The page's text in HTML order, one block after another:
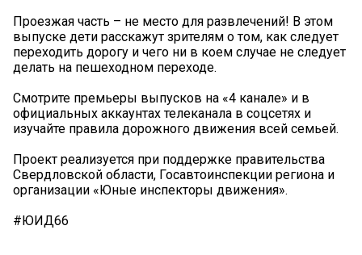
Проезжая часть – не место для развлечений! В этом
выпуске дети расскажут зрителям о том, как следует
переходить дорогу и чего ни в коем случае не следует
делать на пешеходном переходе.
Смотрите премьеры выпусков на «4 канале» и в
официальных аккаунтах телеканала в соцсетях и
изучайте правила дорожного движения всей семьей.
Проект реализуется при поддержке правительства
Свердловской области, Госавтоинспекции региона и
организации «Юные инспекторы движения».
#ЮИД66